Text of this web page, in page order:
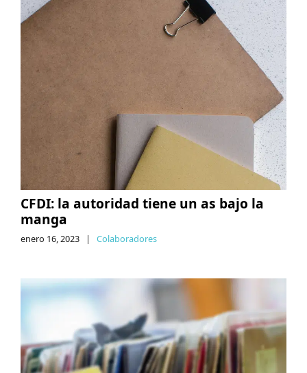
CFDI: la autoridad tiene un as bajo la
manga
enero 16, 2023 | Colaboradores